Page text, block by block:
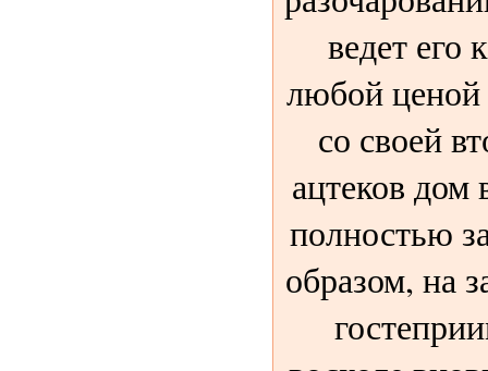
ведет его
любой
со своей
ацтеков дом
полностью
образом, на